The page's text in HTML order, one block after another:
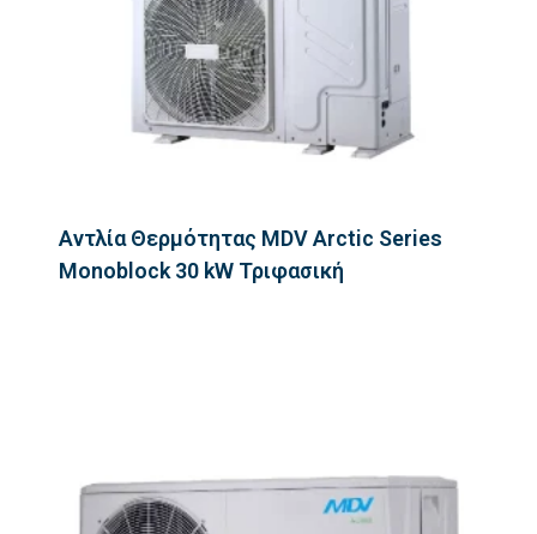
Αντλία Θερμότητας MDV Arctic Series
Monoblock 30 kW Τριφασική